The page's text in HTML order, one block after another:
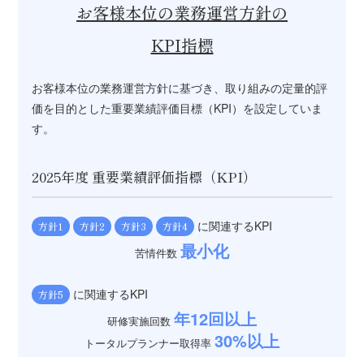
お客様本位の業務運営方針の
KPI指標
お客様本位の業務運営方針に基づき、取り組みの定量的評
価を目的とした重要業績評価目標（KPI）を設定していま
す。
2025年度 重要業績評価指標（KPI）
方針1 方針2 方針3 方針4 に関連するKPI
苦情件数 最小化
方針5 に関連するKPI
研修実施回数 年12回以上
トータルプランナー取得率 30%以上